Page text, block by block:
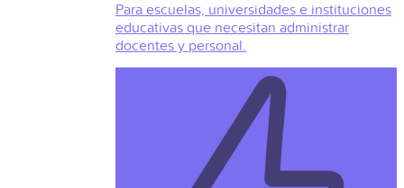
Para escuelas, universidades e instituciones
educativas que necesitan administrar
docentes y personal.